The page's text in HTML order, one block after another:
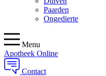
Paarden
Ongedierte
Menu
Apotheek Online
Contact